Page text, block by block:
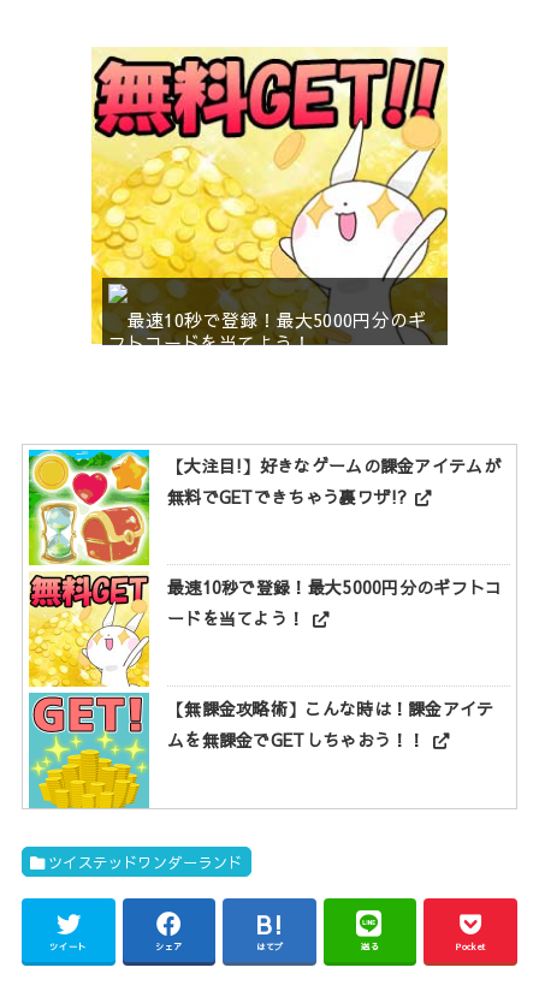
最速10秒で登録！最大5000円分のギ
フトコードを当てよう！
【大注目!】好きなゲームの課金アイテムが
無料でGETできちゃう裏ワザ!?
最速10秒で登録！最大5000円分のギフトコ
ードを当てよう！
【無課金攻略術】こんな時は！課金アイテ
ムを無課金でGETしちゃおう！！
ツイステッドワンダーランド
ツイート シェア はてブ 送る Pocket